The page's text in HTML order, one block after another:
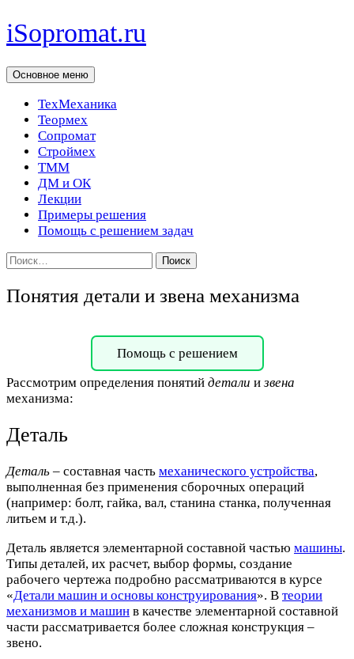
Перейти
к
iSopromat.ru
Поиск
Основное меню
ТехМеханика
Теормех
Сопромат
Строймех
ТММ
ДМ и ОК
Лекции
Примеры решения
Помощь с решением задач
Найти:
Понятия детали и звена механизма
Помощь с решением
Рассмотрим определения понятий детали извена
механизма:
Деталь
Деталь – составная часть механического устройства,
выполненная без применения сборочных операций
(например: болт, гайка, вал, станина станка, полученная
литьем и т.д.).
Деталь является элементарной составной частью машины.
Типы деталей, их расчет, выбор формы, создание
рабочего чертежа подробно рассматриваются в курсе
«Детали машин и основы конструирования». В теории
механизмов и машин в качестве элементарной составной
части рассматривается более сложная конструкция –
звено.